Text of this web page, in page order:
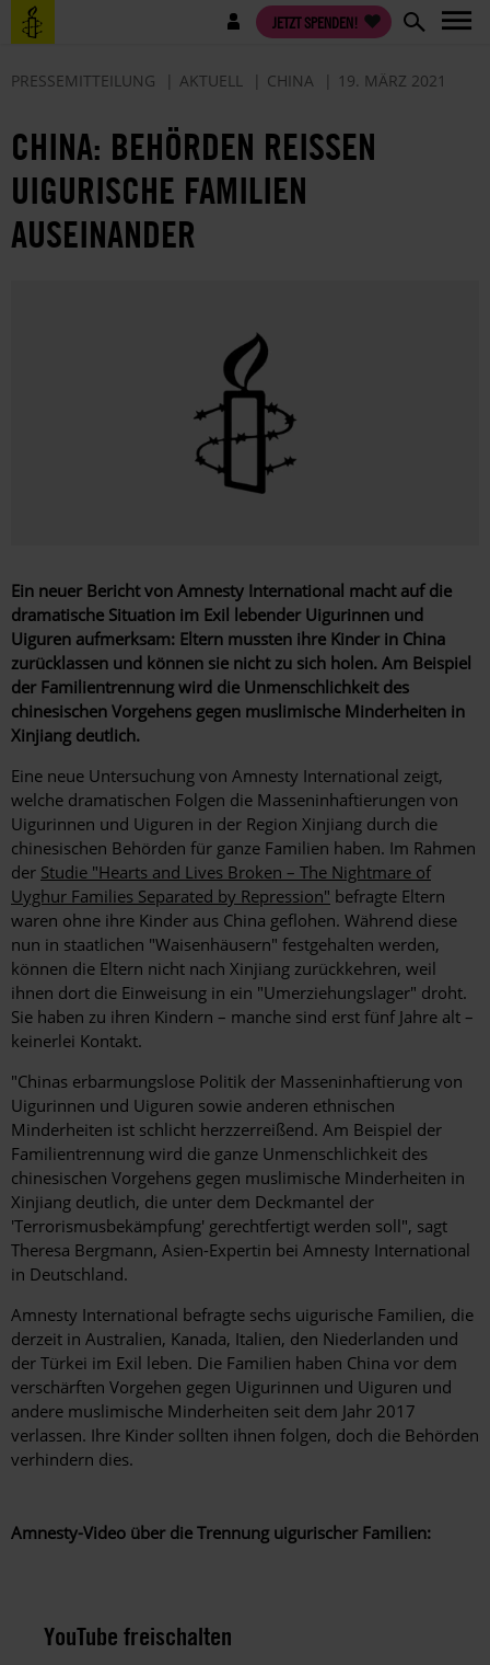
Direkt
zum
Benutzermenü JETZT SPENDEN!
PRESSEMITTEILUNG AKTUELL CHINA 19. MÄRZ 2021
CHINA: BEHÖRDEN REISSEN U
IGURISCHE FAMILIEN A
USEINANDER
Ein neuer Bericht von Amnesty International macht auf die
dramatische Situation im Exil lebender Uigurinnen und
Uiguren aufmerksam: Eltern mussten ihre Kinder in China
zurücklassen und können sie nicht zu sich holen. Am Beispiel
der Familientrennung wird die Unmenschlichkeit des
chinesischen Vorgehens gegen muslimische Minderheiten in
Xinjiang deutlich.
Eine neue Untersuchung von Amnesty International zeigt,
welche dramatischen Folgen die Masseninhaftierungen von
Uigurinnen und Uiguren in der Region Xinjiang durch die
chinesischen Behörden für ganze Familien haben. Im Rahmen
der Studie "Hearts and Lives Broken – The Nightmare of
Uyghur Families Separated by Repression" befragte Eltern
waren ohne ihre Kinder aus China geflohen. Während diese
nun in staatlichen "Waisenhäusern" festgehalten werden,
können die Eltern nicht nach Xinjiang zurückkehren, weil
ihnen dort die Einweisung in ein "Umerziehungslager" droht.
Sie haben zu ihren Kindern – manche sind erst fünf Jahre alt –
keinerlei Kontakt.
"Chinas erbarmungslose Politik der Masseninhaftierung von
Uigurinnen und Uiguren sowie anderen ethnischen
Minderheiten ist schlicht herzzerreißend. Am Beispiel der
Familientrennung wird die ganze Unmenschlichkeit des
chinesischen Vorgehens gegen muslimische Minderheiten in
Xinjiang deutlich, die unter dem Deckmantel der
'Terrorismusbekämpfung' gerechtfertigt werden soll", sagt
Theresa Bergmann, Asien-Expertin bei Amnesty International
in Deutschland.
Amnesty International befragte sechs uigurische Familien, die
derzeit in Australien, Kanada, Italien, den Niederlanden und
der Türkei im Exil leben. Die Familien haben China vor dem
verschärften Vorgehen gegen Uigurinnen und Uiguren und
andere muslimische Minderheiten seit dem Jahr 2017
verlassen. Ihre Kinder sollten ihnen folgen, doch die Behörden
verhindern dies.
Amnesty-Video über die Trennung uigurischer Familien:
YouTube freischalten